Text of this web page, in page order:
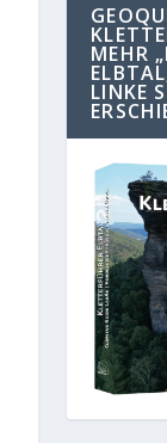
MEHR
LINKE